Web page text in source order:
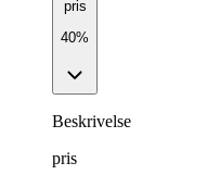
pris
40%
Beskrivelse
pris